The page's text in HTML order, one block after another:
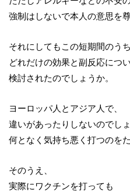
強制はしないで本人の意思を
それにしてもこの短期間のうち
どれだけの効果と副反応につい
検討されたのでしょうか。
ヨーロッパ人とアジア人で、
違いがあったりしないのでしょ
何となく気持ち悪く打つのを
そのうえ、
実際にワクチンを打っても